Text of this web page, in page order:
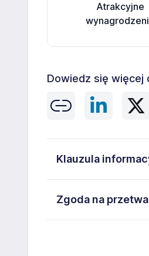
Atrakcyjne
Dowiedz się więcej
Klauzula
5262493733. Moje
Zgoda na
Warszawa ul. Prosta